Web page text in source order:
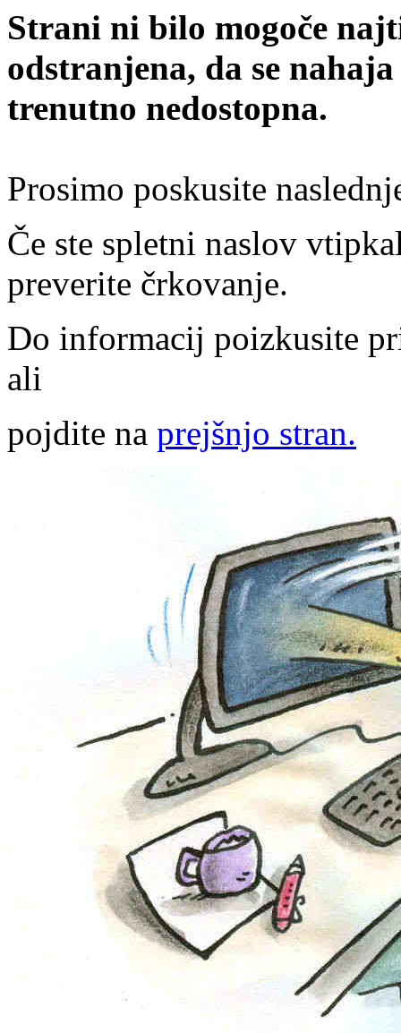
Strani ni bilo mogoče
odstranjena, da se
trenutno nedostopna.
Prosimo poskusite
Če ste spletni naslov
preverite črkovanje.
Do informacij poizkusite
ali
pojdite na prejšnjo stran.